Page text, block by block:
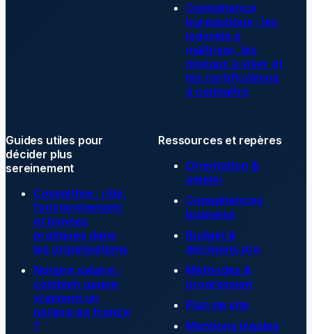
Compétence
bureautique : les
logiciels à
maîtriser, les
niveaux à viser et
les certifications
à connaître
Guides utiles pour
décider plus
sereinement
Committee : rôle,
fonctionnement
et bonnes
pratiques dans
les organisations
Notaire salaire :
combien gagne
vraiment un
notaire en france
?
Ressources et repères
Orientation &
emploi
Compétences
business
Budget &
décisions pro
Méthodes &
progression
Plan de site
Mentions légales